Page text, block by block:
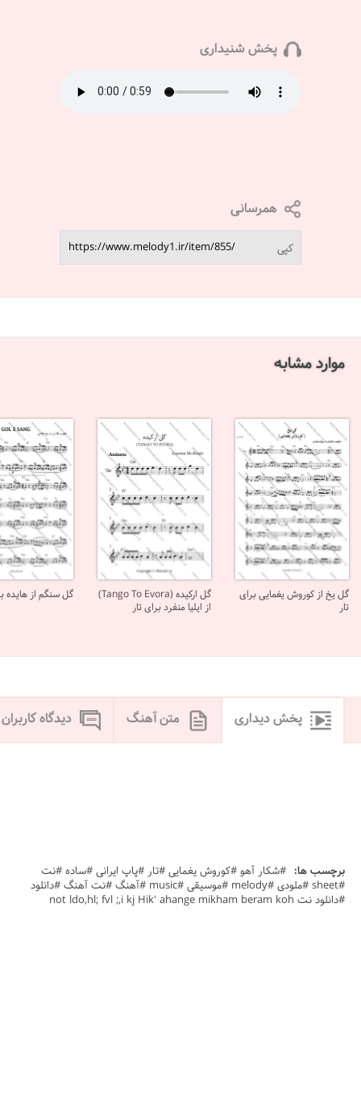
پخش شنیداری
همرسانی
کپی
موارد مشابه
گل یخ از کوروش یغمایی برای
تار
گل ارکیده (Tango To Evora)
از ایلیا منفرد برای تار
گل سنگم از هایده
پخش دیداری متن آهنگ دیدگاه کاربران
برچسب ها: #شکار آهو #کوروش یغمایی #تار #پاپ ایرانی #ساده #نت
#sheet #ملودی #melody #موسیقی #music #آهنگ #نت آهنگ #دانلود
#دانلود نت not ldo,hl; fvl ;,i kj Hik' ahange mikham beram koh